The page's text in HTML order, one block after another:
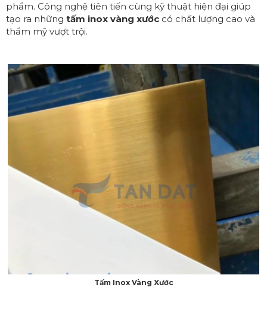
phẩm. Công nghệ tiên tiến cùng kỹ thuật hiện đại giúp
tạo ra những tấm inox vàng xước có chất lượng cao và
thẩm mỹ vượt trội.
Tấm Inox Vàng Xước